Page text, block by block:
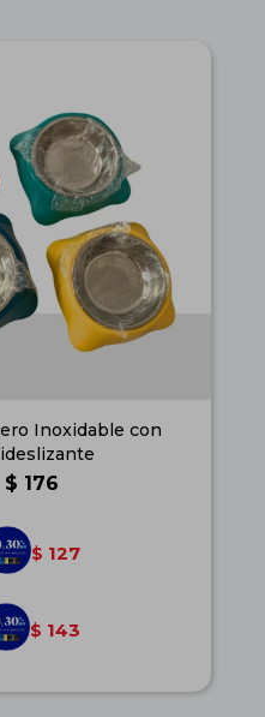
Inoxidable con
$ 176
$ 127
$ 143